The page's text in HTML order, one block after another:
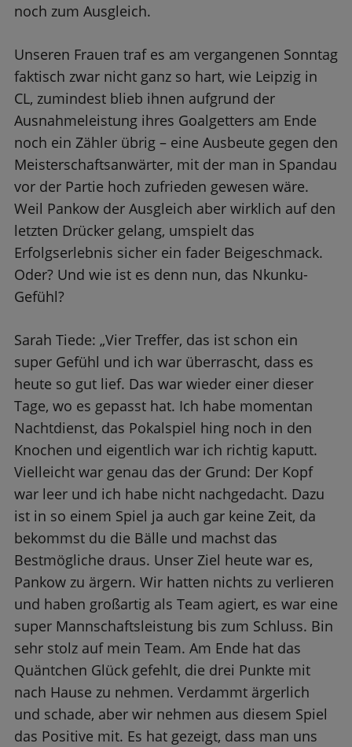
noch zum Ausgleich.
Unseren Frauen traf es am vergangenen Sonntag
faktisch zwar nicht ganz so hart, wie Leipzig in
CL, zumindest blieb ihnen aufgrund der
Ausnahmeleistung ihres Goalgetters am Ende
noch ein Zähler übrig – eine Ausbeute gegen den
Meisterschaftsanwärter, mit der man in Spandau
vor der Partie hoch zufrieden gewesen wäre.
Weil Pankow der Ausgleich aber wirklich auf den
letzten Drücker gelang, umspielt das
Erfolgserlebnis sicher ein fader Beigeschmack.
Oder? Und wie ist es denn nun, das Nkunku-
Gefühl?
Sarah Tiede: „Vier Treffer, das ist schon ein
super Gefühl und ich war überrascht, dass es
heute so gut lief. Das war wieder einer dieser
Tage, wo es gepasst hat. Ich habe momentan
Nachtdienst, das Pokalspiel hing noch in den
Knochen und eigentlich war ich richtig kaputt.
Vielleicht war genau das der Grund: Der Kopf
war leer und ich habe nicht nachgedacht. Dazu
ist in so einem Spiel ja auch gar keine Zeit, da
bekommst du die Bälle und machst das
Bestmögliche draus. Unser Ziel heute war es,
Pankow zu ärgern. Wir hatten nichts zu verlieren
und haben großartig als Team agiert, es war eine
super Mannschaftsleistung bis zum Schluss. Bin
sehr stolz auf mein Team. Am Ende hat das
Quäntchen Glück gefehlt, die drei Punkte mit
nach Hause zu nehmen. Verdammt ärgerlich
und schade, aber wir nehmen aus diesem Spiel
das Positive mit. Es hat gezeigt, dass man uns